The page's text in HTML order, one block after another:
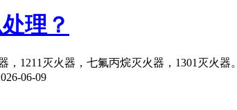
理？
1211灭火器，七氟丙烷灭火器，1301灭火器。
06-09